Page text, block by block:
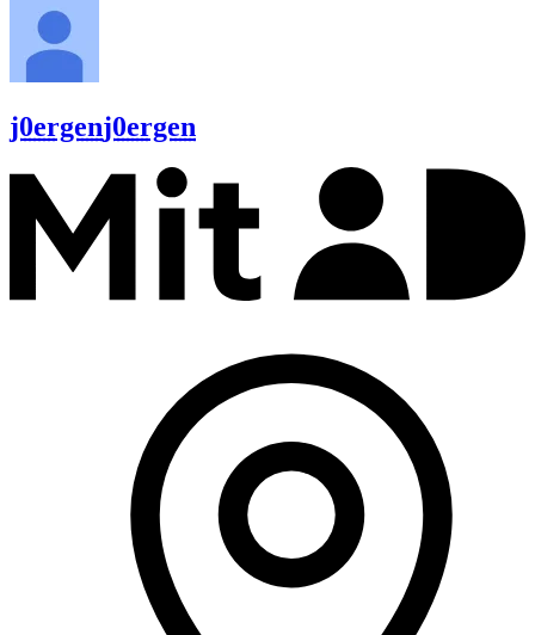
j0ergenj0ergen